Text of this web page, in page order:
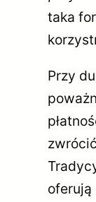
taka
Przy
oferują